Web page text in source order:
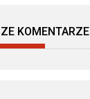
KOMENTARZE